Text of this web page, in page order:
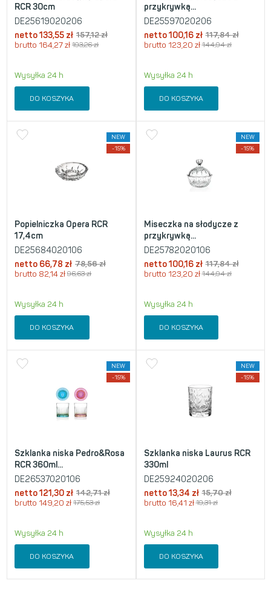
RCR 30cm
DE25619020206
netto133,55 zł 157,12zł
brutto 164,27 zł 193,26zł
Wysyłka 24 h
DO KOSZYKA
przykrywką...
DE25597020206
netto 100,16 zł 117,84zł
brutto 123,20 zł 144,94zł
Wysyłka 24 h
DO KOSZYKA
NEW
-15%
Popielniczka Opera RCR
17,4cm
DE25684020106
netto 66,78 zł 78,56zł
brutto 82,14 zł 96,63zł
Wysyłka 24 h
DO KOSZYKA
NEW
-15%
Miseczka na słodycze z
przykrywką...
DE25782020106
netto 100,16 zł 117,84zł
brutto 123,20 zł 144,94zł
Wysyłka 24 h
DO KOSZYKA
NEW
-15%
Szklanka niska Pedro&Rosa
RCR 360ml...
DE26537020106
netto121,30 zł 142,71zł
brutto 149,20 zł 175,53zł
Wysyłka 24 h
DO KOSZYKA
NEW
-15%
Szklanka niska Laurus RCR
330ml
DE25924020206
netto 13,34 zł 15,70zł
brutto 16,41 zł 19,31zł
Wysyłka 24 h
DO KOSZYKA